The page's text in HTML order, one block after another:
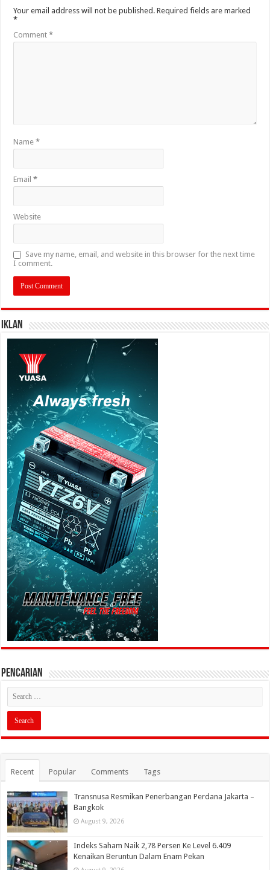
Your email address will not be published. Required fields are marked
*
Comment*
Name*
Email*
Website
Save my name, email, and website in this browser for the next time
I comment.
IKLAN
PENCARIAN
Recent Popular Comments Tags
Transnusa Resmikan Penerbangan Perdana Jakarta –
Bangkok
August 9, 2026
Indeks Saham Naik 2,78 Persen Ke Level 6.409
Kenaikan Beruntun Dalam Enam Pekan